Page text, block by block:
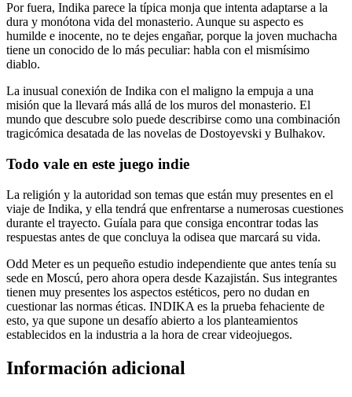
Por fuera, Indika parece la típica monja que intenta adaptarse a la
dura y monótona vida del monasterio. Aunque su aspecto es
humilde e inocente, no te dejes engañar, porque la joven muchacha
tiene un conocido de lo más peculiar: habla con el mismísimo
diablo.
La inusual conexión de Indika con el maligno la empuja a una
misión que la llevará más allá de los muros del monasterio. El
mundo que descubre solo puede describirse como una combinación
tragicómica desatada de las novelas de Dostoyevski y Bulhakov.
Todo vale en este juego indie
La religión y la autoridad son temas que están muy presentes en el
viaje de Indika, y ella tendrá que enfrentarse a numerosas cuestiones
durante el trayecto. Guíala para que consiga encontrar todas las
respuestas antes de que concluya la odisea que marcará su vida.
Odd Meter es un pequeño estudio independiente que antes tenía su
sede en Moscú, pero ahora opera desde Kazajistán. Sus integrantes
tienen muy presentes los aspectos estéticos, pero no dudan en
cuestionar las normas éticas. INDIKA es la prueba fehaciente de
esto, ya que supone un desafío abierto a los planteamientos
establecidos en la industria a la hora de crear videojuegos.
Información adicional